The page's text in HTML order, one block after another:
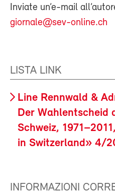
Inviate un’e-mail
giornale@sev-online.ch
LISTA LINK
Line Rennwald &
Der Wahlentscheid
Schweiz,
in Switzerland» 4/
INFORMAZIONI